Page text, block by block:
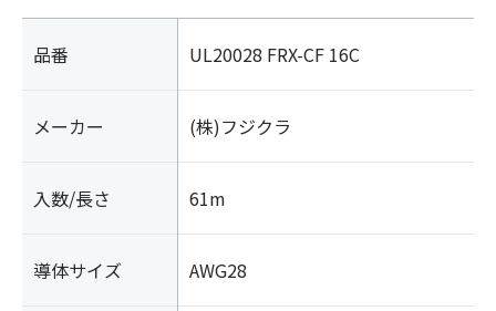
品番 UL20028 FRX-CF 16C
メーカー (株)フジクラ
入数/長さ 61m
導体サイズ AWG28